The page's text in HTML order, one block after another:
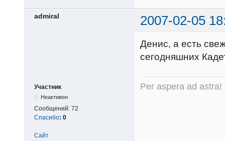
admiral 2007-02-05
Участник
Неактивен
Сообщений: 72
Спасибо: 0
Денис, а есть
сегодняшних
Per aspera ad astra!
Сайт